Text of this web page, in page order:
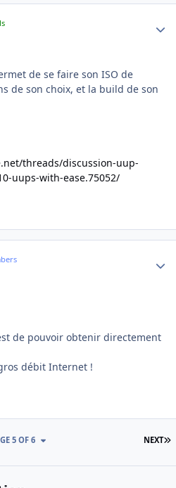
de se faire son ISO de
de son choix, et la build de son
threads/discussion-uup-
uups-with-ease.75052/
de pouvoir obtenir directement
débit Internet !
NEXT
5 OF 6